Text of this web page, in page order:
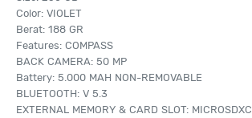
Color: VIOLET
Berat: 188 GR
Features: COMPASS
BACK CAMERA: 50 MP
Battery: 5.000 MAH NON-REMOVABLE
BLUETOOTH: V 5.3
EXTERNAL MEMORY & CARD SLOT: MICROSDXC